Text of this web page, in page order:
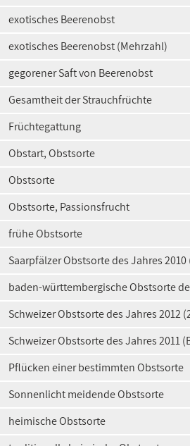
exotisches Beerenobst
exotisches Beerenobst (Mehrzahl)
gegorener Saft von Beerenobst
Gesamtheit der Strauchfrüchte
Früchtegattung
Obstart, Obstsorte
Obstsorte
Obstsorte, Passionsfrucht
frühe Obstsorte
Saarpfälzer Obstsorte des Jahres 2010
baden-württembergische Obstsorte
Schweizer Obstsorte des Jahres 2012
Schweizer Obstsorte des Jahres 2011
Pflücken einer bestimmten Obstsorte
Sonnenlicht meidende Obstsorte
heimische Obstsorte